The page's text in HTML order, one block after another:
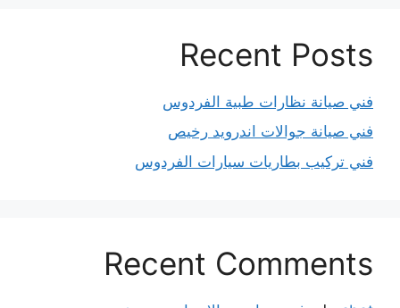
Recent Posts
فني صيانة نظارات طبية الفردوس
فني صيانة جوالات اندرويد رخيص
فني تركيب بطاريات سيارات الفردوس
Recent Comments